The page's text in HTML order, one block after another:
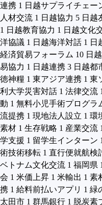
連携 1 日越サプライチェー
人材交流 1 日越協力 5 日越
1 日越教育協力 1 日越文化
洋協議 1 日越海洋対話 1 日
経済貿易フォーラム 10 日
易協力 1 日越連携 3 日越都
徳神糧 1 東アジア連携 1 東
利大学災害対話 1 法律交流 1
動 1 無料小児手術プログラ
流提携 1 現地法人設立 1 環
素材 1 生存戦略 1 産業交流 1
学支援 1 留学生インターン 1
術技術移転 1 直行便就航検
ベトナム文化交流 1 福岡県 1
会 1 米価上昇 1 米輸出 1 素
携 1 給料前払いアプリ 1 緑
太田市 1 群馬銀行 1 脱炭素